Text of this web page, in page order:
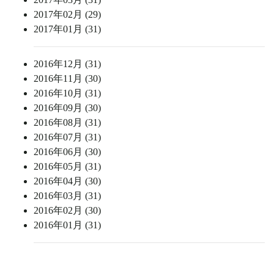
2017年02月 (29)
2017年01月 (31)
2016年12月 (31)
2016年11月 (30)
2016年10月 (31)
2016年09月 (30)
2016年08月 (31)
2016年07月 (31)
2016年06月 (30)
2016年05月 (31)
2016年04月 (30)
2016年03月 (31)
2016年02月 (30)
2016年01月 (31)